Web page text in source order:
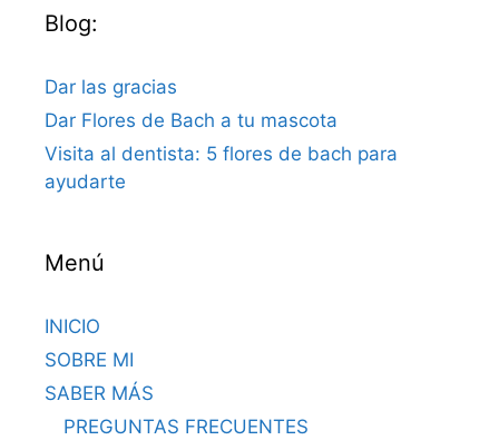
Blog:
Dar las gracias
Dar Flores de Bach a tu mascota
Visita al dentista: 5 flores de bach para
ayudarte
Menú
INICIO
SOBRE MI
SABER MÁS
PREGUNTAS FRECUENTES